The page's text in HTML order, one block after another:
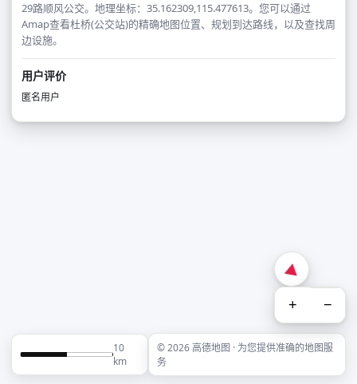
29路顺风公交。地理坐标：35.162309,115.477613。您可以通过
Amap查看杜桥(公交站)的精确地图位置、规划到达路线，以及查找周
边设施。
用户评价
匿名用户
+ −
10
km
© 2026 高德地图 · 为您提供准确的地图服
务